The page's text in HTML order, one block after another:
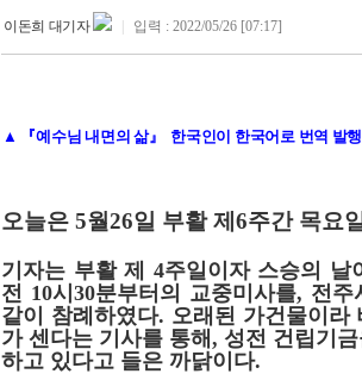
이돈희 대기자 입력 : 2022/05/26 [07:17]
▲ 『예수님 내면의 삶』 한국인이 한국어로 번역
오늘은 5월26일 부활 제 6주간 목요
기자는 부활 제 4주일이자 스승의 날
전 10시 30분부터의 교중미사를, 전
같이 참례하였다. 오래된 가건물이라
가 센다는 기사를 통해 , 성전 건립기
하고 있다고 들은 까닭이다.